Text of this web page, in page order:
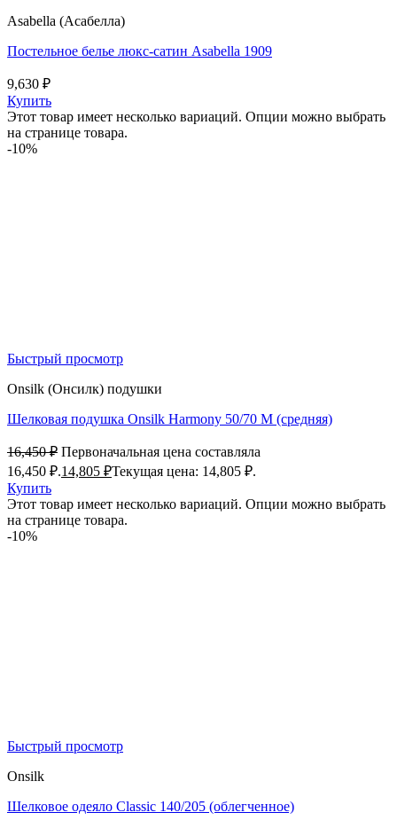
Asabella (Асабелла)
Постельное белье люкс-сатин Asabella 1909
9,630 ₽
Купить
Этот товар имеет несколько вариаций. Опции можно выбрать
на странице товара.
-10%
Быстрый просмотр
Onsilk (Онсилк) подушки
Шелковая подушка Onsilk Harmony 50/70 M (средняя)
16,450₽ Первоначальная цена составляла
16,450 ₽.14,805 ₽Текущая цена: 14,805 ₽.
Купить
Этот товар имеет несколько вариаций. Опции можно выбрать
на странице товара.
-10%
Быстрый просмотр
Onsilk
Шелковое одеяло Classic 140/205 (облегченное)